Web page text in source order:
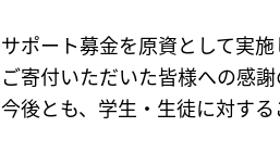
サポート募金を原資として実
ご寄付いただいた皆様への感
今後とも、学生・生徒に対する